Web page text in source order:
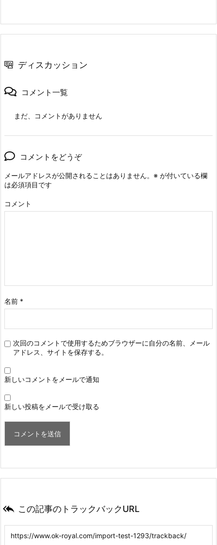
ディスカッション
コメント一覧
まだ、コメントがありません
コメントをどうぞ
メールアドレスが公開されることはありません。 ※ が付いている欄
は必須項目です
コメント
名前 *
次回のコメントで使用するためブラウザーに自分の名前、メール
アドレス、サイトを保存する。
新しいコメントをメールで通知
新しい投稿をメールで受け取る
 この記事のトラックバックURL